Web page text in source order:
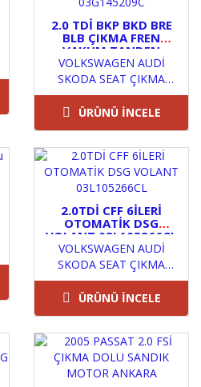
2.0 TDİ BKP BKD BRE
BLB ÇIKMA FREN
VAKUM TANDEN
POMPASI 03G145209C
VOLKSWAGEN AUDİ
SKODA SEAT ÇIKMA
ORJİNAL YEDEK
PARÇALARIÜRÜNLERİMİZ
PUSAT VOLKSWAGEN
ÜRÜNÜ İNCELE
2.0TDİ CFF 6İLERİ
OTOMATİK DSG
VOLANT 03L105266CL
VOLKSWAGEN AUDİ
SKODA SEAT ÇIKMA
ORJİNAL YEDEK
PARÇALARIÜRÜNLERİMİZ
PUSAT VOLKSWAGEN
ÜRÜNÜ İNCELE